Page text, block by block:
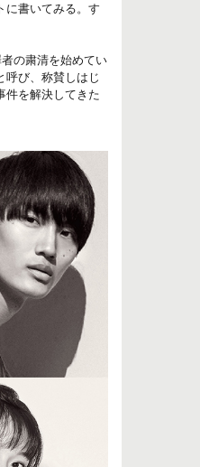
に書いてみる。す
の粛清を始めてい
呼び、称賛しはじ
件を解決してきた